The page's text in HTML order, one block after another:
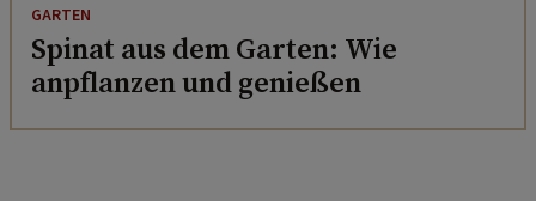
GARTEN
Spinat aus dem Garten: Wie
anpflanzen und genießen